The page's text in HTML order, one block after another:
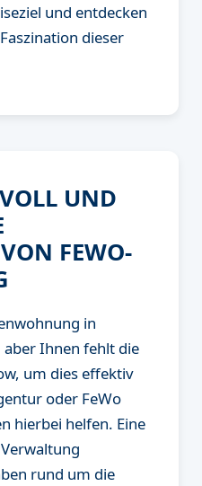
und entdecken
dieser
UND
FEWO-
in
Ihnen fehlt die
um dies effektiv
oder FeWo
hierbei helfen. Eine
rund um die